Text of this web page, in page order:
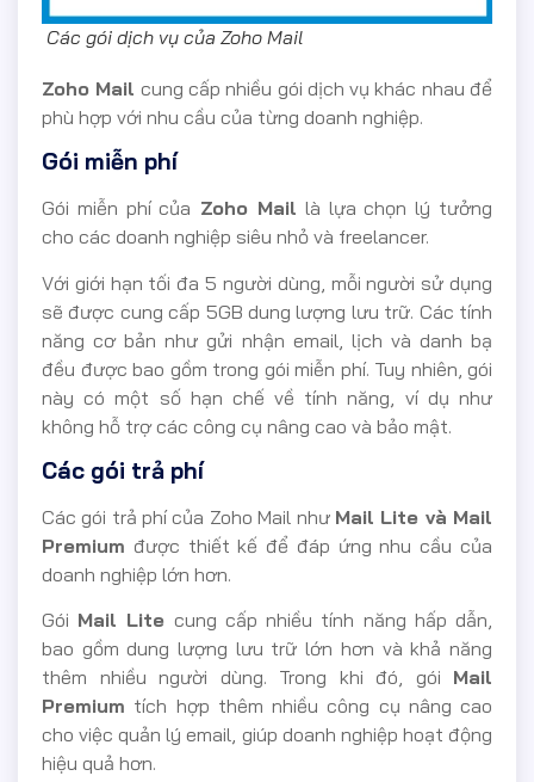
Các gói dịch vụ của Zoho Mail
Zoho Mail cung cấp nhiều gói dịch vụ khác nhau để
phù hợp với nhu cầu của từng doanh nghiệp.
Gói miễn phí
Gói miễn phí của Zoho Mail là lựa chọn lý tưởng
cho các doanh nghiệp siêu nhỏ và freelancer.
Với giới hạn tối đa 5 người dùng, mỗi người sử dụng
sẽ được cung cấp 5GB dung lượng lưu trữ. Các tính
năng cơ bản như gửi nhận email, lịch và danh bạ
đều được bao gồm trong gói miễn phí. Tuy nhiên, gói
này có một số hạn chế về tính năng, ví dụ như
không hỗ trợ các công cụ nâng cao và bảo mật.
Các gói trả phí
Các gói trả phí của Zoho Mail như Mail Lite và Mail
Premium được thiết kế để đáp ứng nhu cầu của
doanh nghiệp lớn hơn.
Gói Mail Lite cung cấp nhiều tính năng hấp dẫn,
bao gồm dung lượng lưu trữ lớn hơn và khả năng
thêm nhiều người dùng. Trong khi đó, gói Mail
Premium tích hợp thêm nhiều công cụ nâng cao
cho việc quản lý email, giúp doanh nghiệp hoạt động
hiệu quả hơn.